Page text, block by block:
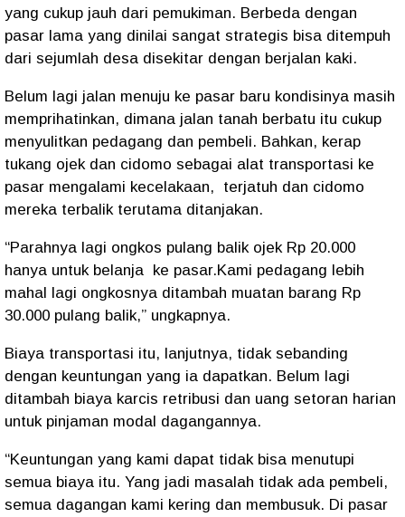
yang cukup jauh dari pemukiman. Berbeda dengan
pasar lama yang dinilai sangat strategis bisa ditempuh
dari sejumlah desa disekitar dengan berjalan kaki.
Belum lagi jalan menuju ke pasar baru kondisinya masih
memprihatinkan, dimana jalan tanah berbatu itu cukup
menyulitkan pedagang dan pembeli. Bahkan, kerap
tukang ojek dan cidomo sebagai alat transportasi ke
pasar mengalami kecelakaan, terjatuh dan cidomo
mereka terbalik terutama ditanjakan.
“Parahnya lagi ongkos pulang balik ojek Rp 20.000
hanya untuk belanja ke pasar.Kami pedagang lebih
mahal lagi ongkosnya ditambah muatan barang Rp
30.000 pulang balik,” ungkapnya.
Biaya transportasi itu, lanjutnya, tidak sebanding
dengan keuntungan yang ia dapatkan. Belum lagi
ditambah biaya karcis retribusi dan uang setoran harian
untuk pinjaman modal dagangannya.
“Keuntungan yang kami dapat tidak bisa menutupi
semua biaya itu. Yang jadi masalah tidak ada pembeli,
semua dagangan kami kering dan membusuk. Di pasar